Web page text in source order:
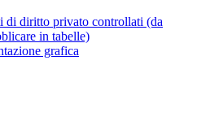
di diritto privato controllati (da
in tabelle)
grafica